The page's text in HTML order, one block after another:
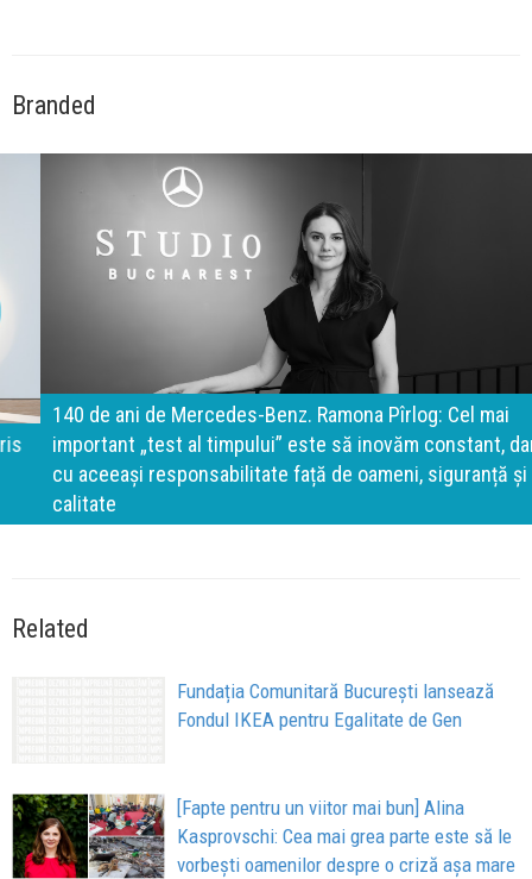
Branded
140 de ani de Mercedes-Benz. Ramona Pîrlog: Cel mai
important „test al timpului” este să inovăm constant, dar
cu aceeași responsabilitate față de oameni, siguranță și
calitate
Related
Fundația Comunitară București lansează
Fondul IKEA pentru Egalitate de Gen
[Fapte pentru un viitor mai bun] Alina
Kasprovschi: Cea mai grea parte este să le
vorbești oamenilor despre o criză așa mare